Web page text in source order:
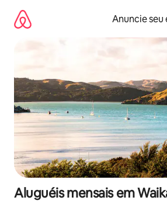
para
conteúdo
Anuncie
Aluguéis mensais em